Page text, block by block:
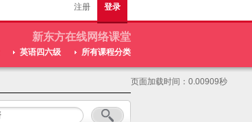
注册 登录
新东方在线网络课堂
英语四六级 所有课程分类
页面加载时间：0.00909秒